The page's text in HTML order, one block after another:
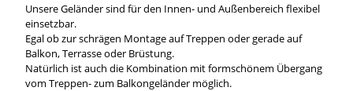
Unsere Geländer sind für den Innen- und Außenbereich flexibel
einsetzbar.
Egal ob zur schrägen Montage auf Treppen oder gerade auf
Balkon, Terrasse oder Brüstung.
Natürlich ist auch die Kombination mit formschönem Übergang
vom Treppen- zum Balkongeländer möglich.